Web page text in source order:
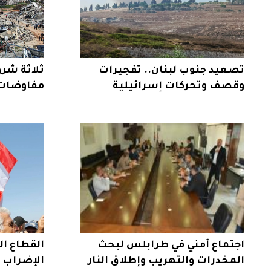
تصعيد جنوب لبنان.. تفجيرات
وقصف وتحركات إسرائيلية
ثلاثة
مفاوضات
اجتماع أمني في طرابلس لبحث
المخدرات والتهريب وإطلاق النار
القطاع